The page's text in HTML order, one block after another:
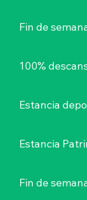
Fin de
100%
Estancia
Estancia
Fin de